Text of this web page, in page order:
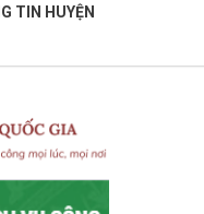
TIN HUYỆN